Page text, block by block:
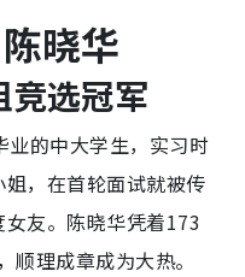
晓华
选冠军
业的中大学生，实习时
，在首轮面试就被传
友。陈晓华凭着173
理成章成为大热。